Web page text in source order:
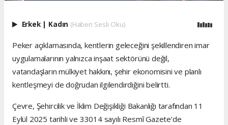
Erkek Kadın (Haberi Sesli Oku)
Peker açıklamasında, kentlerin geleceğini şekillendiren imar
uygulamalarının yalnızca inşaat sektörünü değil,
vatandaşların mülkiyet hakkını, şehir ekonomisini ve planlı
kentleşmeyi de doğrudan ilgilendirdiğini belirtti.
Çevre, Şehircilik ve İklim Değişikliği Bakanlığı tarafından 11
Eylül 2025 tarihli ve 33014 sayılı Resmî Gazete’de